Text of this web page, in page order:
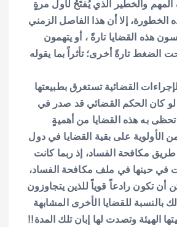
والخطير الذي يُفتَحُ لأول مرةٍ
الخطورة، إلا أن هذا الفاصل الزمني
هذه القضايا تارةً ، أو يتهمون
تحت الضغط تارةً أخرى؛ تأثراً بما يقوله
القضائية تستغرق بطبيعتها
أنْ لو كان الحكم القضائي قد صدر في
لما تحظى به هذه القضايا من أهميةٍ
الأولوية على بقية القضايا في دول
طريق مكافحة الفساد، إذ ربما كانت
في حينها في ملف مكافحة الفساد،
تكون رادعاً قوياً للذين يتجاوزون
بالنسبة للقضايا الأخرى المشابهة
الهيئة وتصدت لها إبان تلك المدة!!